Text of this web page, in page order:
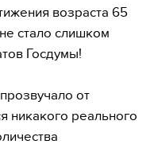
возраста 65
стало слишком
Госдумы!
от
никакого реального